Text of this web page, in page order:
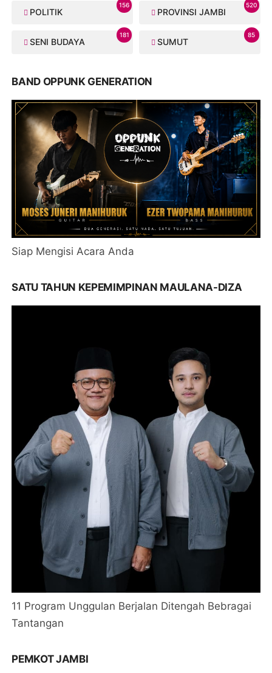
POLITIK
156
PROVINSI JAMBI
520
SENI BUDAYA
181
SUMUT
85
BAND OPPUNK GENERATION
Siap Mengisi Acara Anda
SATU TAHUN KEPEMIMPINAN MAULANA-DIZA
11 Program Unggulan Berjalan Ditengah Bebragai
Tantangan
PEMKOT JAMBI